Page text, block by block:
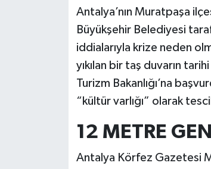
Antalya’nın Muratpaşa
Büyükşehir Belediyesi
iddialarıyla krize neden
yıkılan bir taş duvarın
Turizm Bakanlığı’na
“kültür varlığı” olarak
12 METRE
Antalya Körfez Gazetesi